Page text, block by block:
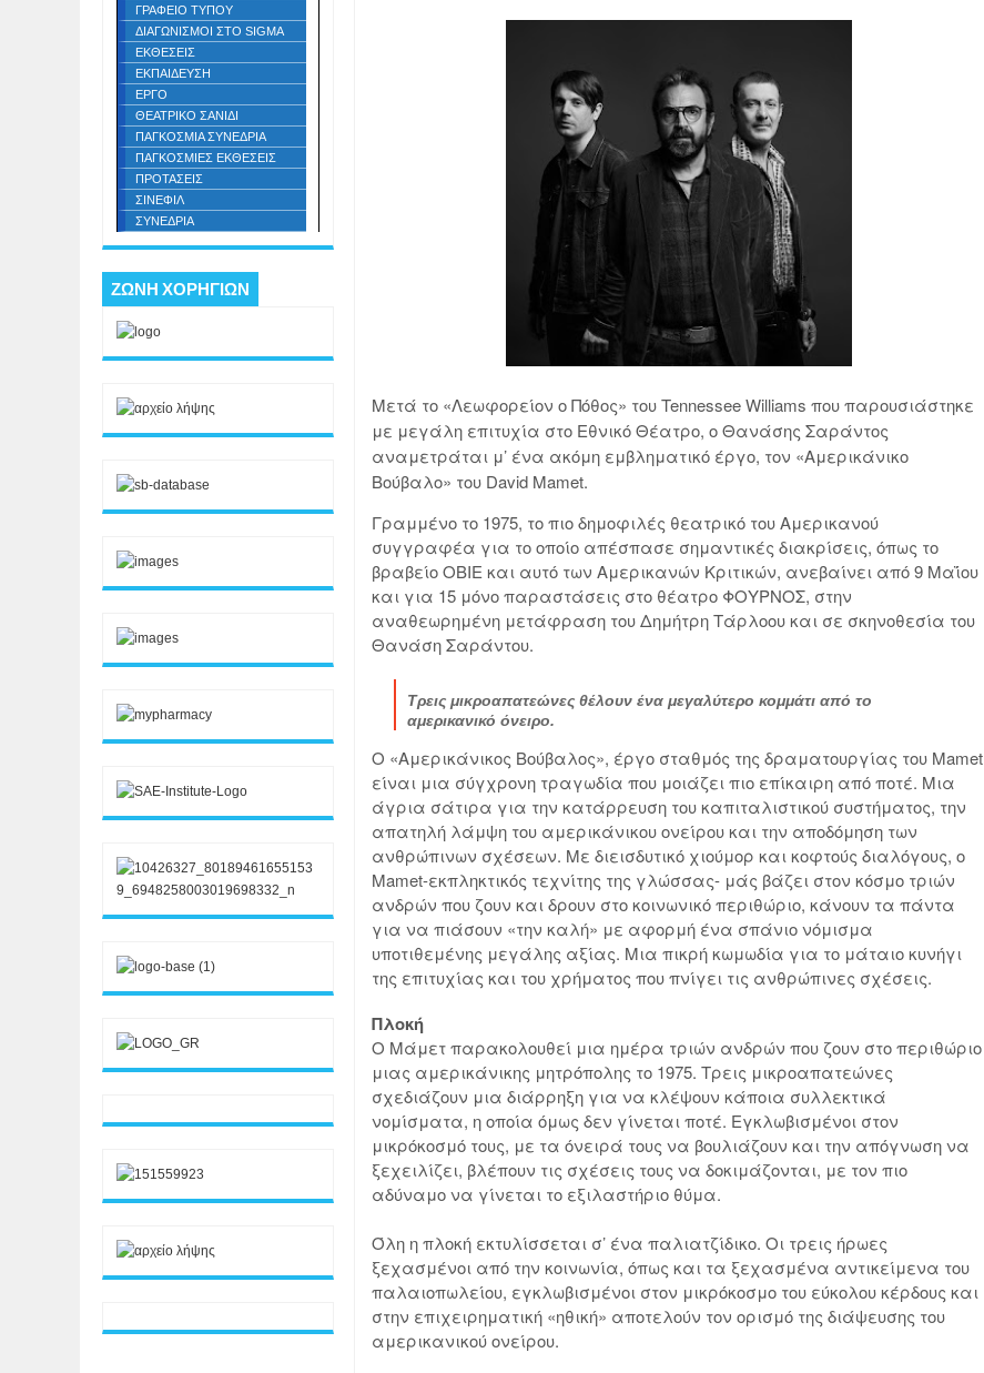
Μετά το «Λεωφορείον ο Πόθος» του Tennessee Williams που παρουσιάστηκε
με μεγάλη επιτυχία στο Εθνικό Θέατρο, ο Θανάσης Σαράντος
αναμετράται μ’ ένα ακόμη εμβληματικό έργο, τον «Αμερικάνικο
Βούβαλο» του David Mamet.
Γραμμένο το 1975, το πιο δημοφιλές θεατρικό του Αμερικανού
συγγραφέα για το οποίο απέσπασε σημαντικές διακρίσεις, όπως το
βραβείο OBIE και αυτό των Αμερικανών Κριτικών, ανεβαίνει από 9 Μαΐου
και για 15 μόνο παραστάσεις στο θέατρο ΦΟΥΡΝΟΣ, στην
αναθεωρημένη μετάφραση του Δημήτρη Τάρλοου και σε σκηνοθεσία του
Θανάση Σαράντου.
Τρεις μικροαπατεώνες θέλουν ένα μεγαλύτερο κομμάτι από το
αμερικανικό όνειρο.
Ο «Αμερικάνικος Βούβαλος», έργο σταθμός της δραματουργίας του Mamet
είναι μια σύγχρονη τραγωδία που μοιάζει πιο επίκαιρη από ποτέ. Μια
άγρια σάτιρα για την κατάρρευση του καπιταλιστικού συστήματος, την
απατηλή λάμψη του αμερικάνικου ονείρου και την αποδόμηση των
ανθρώπινων σχέσεων. Με διεισδυτικό χιούμορ και κοφτούς διαλόγους, ο
Mamet-εκπληκτικός τεχνίτης της γλώσσας- μάς βάζει στον κόσμο τριών
ανδρών που ζουν και δρουν στο κοινωνικό περιθώριο, κάνουν τα πάντα
για να πιάσουν «την καλή» με αφορμή ένα σπάνιο νόμισμα
υποτιθεμένης μεγάλης αξίας. Μια πικρή κωμωδία για το μάταιο κυνήγι
της επιτυχίας και του χρήματος που πνίγει τις ανθρώπινες σχέσεις.
Πλοκή
Ο Μάμετ παρακολουθεί μια ημέρα τριών ανδρών που ζουν στο περιθώριο
μιας αμερικάνικης μητρόπολης το 1975. Τρεις μικροαπατεώνες
σχεδιάζουν μια διάρρηξη για να κλέψουν κάποια συλλεκτικά
νομίσματα, η οποία όμως δεν γίνεται ποτέ. Εγκλωβισμένοι στον
μικρόκοσμό τους, με τα όνειρά τους να βουλιάζουν και την απόγνωση να
ξεχειλίζει, βλέπουν τις σχέσεις τους να δοκιμάζονται, με τον πιο
αδύναμο να γίνεται το εξιλαστήριο θύμα.
Όλη η πλοκή εκτυλίσσεται σ’ ένα παλιατζίδικο. Οι τρεις ήρωες
ξεχασμένοι από την κοινωνία, όπως και τα ξεχασμένα αντικείμενα του
παλαιοπωλείου, εγκλωβισμένοι στον μικρόκοσμο του εύκολου κέρδους και
στην επιχειρηματική «ηθική» αποτελούν τον ορισμό της διάψευσης του
αμερικανικού ονείρου.
ΓΡΑΦΕΙΟ ΤΥΠΟΥ
ΔΙΑΓΩΝΙΣΜΟΙ ΣΤΟ SIGMA
ΕΚΘΕΣΕΙΣ
ΕΚΠΑΙΔΕΥΣΗ
ΕΡΓΟ
ΘΕΑΤΡΙΚΟ ΣΑΝΙΔΙ
ΠΑΓΚΟΣΜΙΑ ΣΥΝΕΔΡΙΑ
ΠΑΓΚΟΣΜΙΕΣ ΕΚΘΕΣΕΙΣ
ΠΡΟΤΑΣΕΙΣ
ΣΙΝΕΦΙΛ
ΣΥΝΕΔΡΙΑ
ΖΩΝΗ ΧΟΡΗΓΙΩΝ